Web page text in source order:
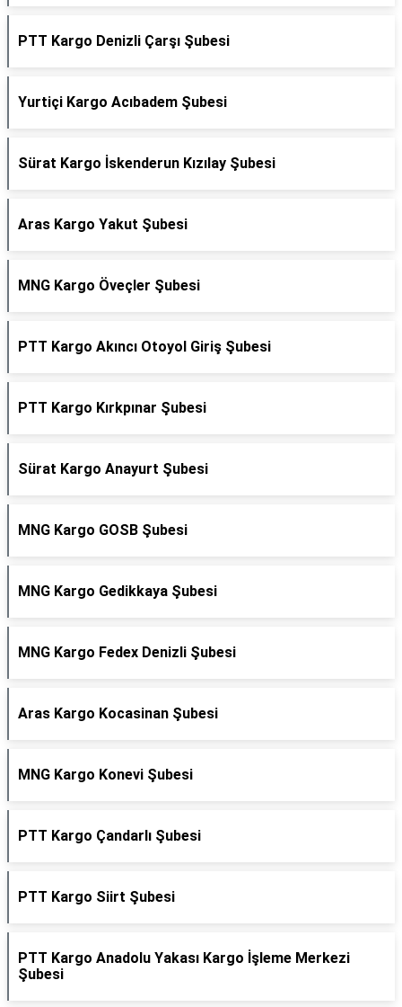
PTT Kargo Denizli Çarşı Şubesi
Yurtiçi Kargo Acıbadem Şubesi
Sürat Kargo İskenderun Kızılay Şubesi
Aras Kargo Yakut Şubesi
MNG Kargo Öveçler Şubesi
PTT Kargo Akıncı Otoyol Giriş Şubesi
PTT Kargo Kırkpınar Şubesi
Sürat Kargo Anayurt Şubesi
MNG Kargo GOSB Şubesi
MNG Kargo Gedikkaya Şubesi
MNG Kargo Fedex Denizli Şubesi
Aras Kargo Kocasinan Şubesi
MNG Kargo Konevi Şubesi
PTT Kargo Çandarlı Şubesi
PTT Kargo Siirt Şubesi
PTT Kargo Anadolu Yakası Kargo İşleme Merkezi
Şubesi